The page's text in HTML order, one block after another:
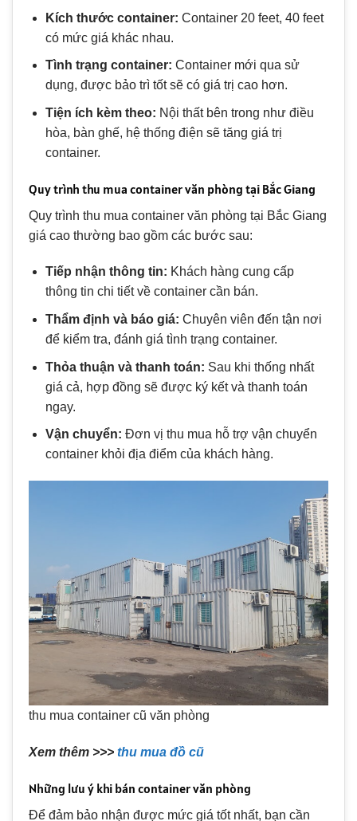
Kích thước container: Container 20 feet, 40 feet
có mức giá khác nhau.
Tình trạng container: Container mới qua sử
dụng, được bảo trì tốt sẽ có giá trị cao hơn.
Tiện ích kèm theo: Nội thất bên trong như điều
hòa, bàn ghế, hệ thống điện sẽ tăng giá trị
container.
Quy trình thu mua container văn phòng tại Bắc Giang
Quy trình thu mua container văn phòng tại Bắc Giang
giá cao thường bao gồm các bước sau:
Tiếp nhận thông tin: Khách hàng cung cấp
thông tin chi tiết về container cần bán.
Thẩm định và báo giá: Chuyên viên đến tận nơi
để kiểm tra, đánh giá tình trạng container.
Thỏa thuận và thanh toán: Sau khi thống nhất
giá cả, hợp đồng sẽ được ký kết và thanh toán
ngay.
Vận chuyển: Đơn vị thu mua hỗ trợ vận chuyển
container khỏi địa điểm của khách hàng.
thu mua container cũ văn phòng
Xem thêm >>> thu mua đồ cũ
Những lưu ý khi bán container văn phòng
Để đảm bảo nhận được mức giá tốt nhất, bạn cần